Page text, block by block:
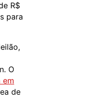
R$
para
O
em
de